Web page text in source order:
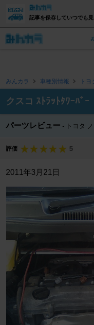
記事を保存していつでも見
みんカラ 車種別情報 トヨ
クスコ ｽﾄﾗｯﾄﾀﾜｰﾊﾞｰ
パーツレビュー トヨタ
評価 5
2011年3月21日